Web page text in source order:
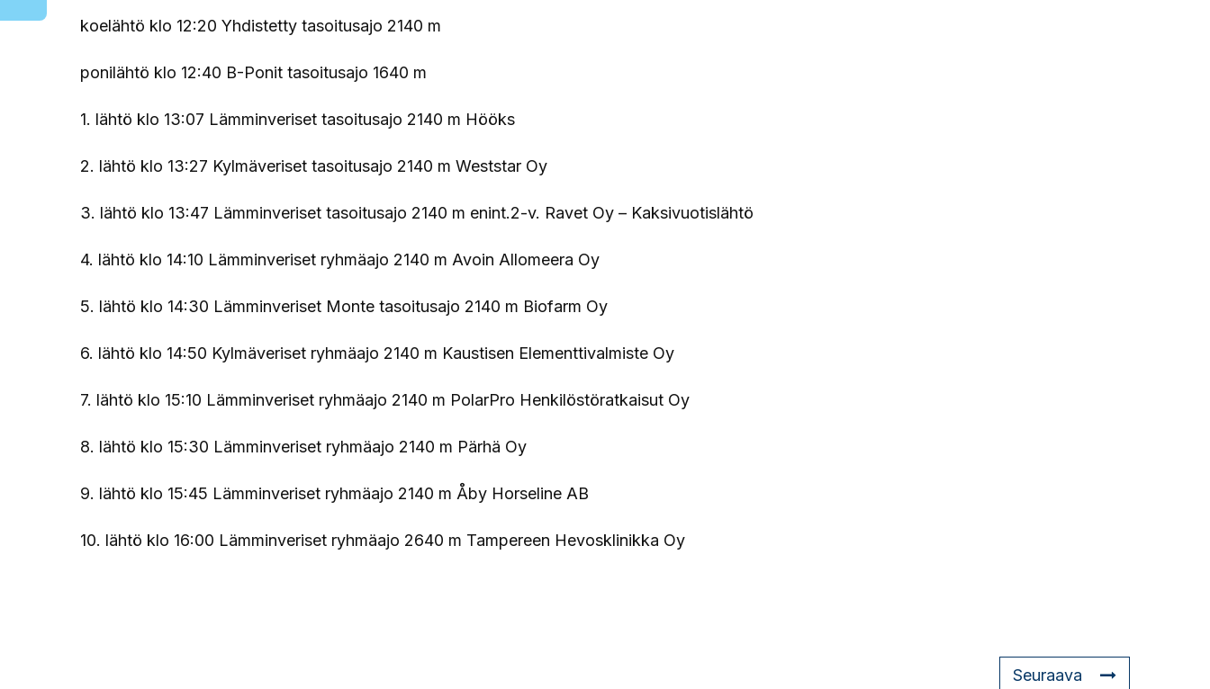
koelähtö klo 12:20 Yhdistetty tasoitusajo 2140 m
ponilähtö klo 12:40 B-Ponit tasoitusajo 1640 m
1. lähtö klo 13:07 Lämminveriset tasoitusajo 2140 m Hööks
2. lähtö klo 13:27 Kylmäveriset tasoitusajo 2140 m Weststar Oy
3. lähtö klo 13:47 Lämminveriset tasoitusajo 2140 m enint.2-v. Ravet Oy – Kaksivuotislähtö
4. lähtö klo 14:10 Lämminveriset ryhmäajo 2140 m Avoin Allomeera Oy
5. lähtö klo 14:30 Lämminveriset Monte tasoitusajo 2140 m Biofarm Oy
6. lähtö klo 14:50 Kylmäveriset ryhmäajo 2140 m Kaustisen Elementtivalmiste Oy
7. lähtö klo 15:10 Lämminveriset ryhmäajo 2140 m PolarPro Henkilöstöratkaisut Oy
8. lähtö klo 15:30 Lämminveriset ryhmäajo 2140 m Pärhä Oy
9. lähtö klo 15:45 Lämminveriset ryhmäajo 2140 m Åby Horseline AB
10. lähtö klo 16:00 Lämminveriset ryhmäajo 2640 m Tampereen Hevosklinikka Oy
Seuraava